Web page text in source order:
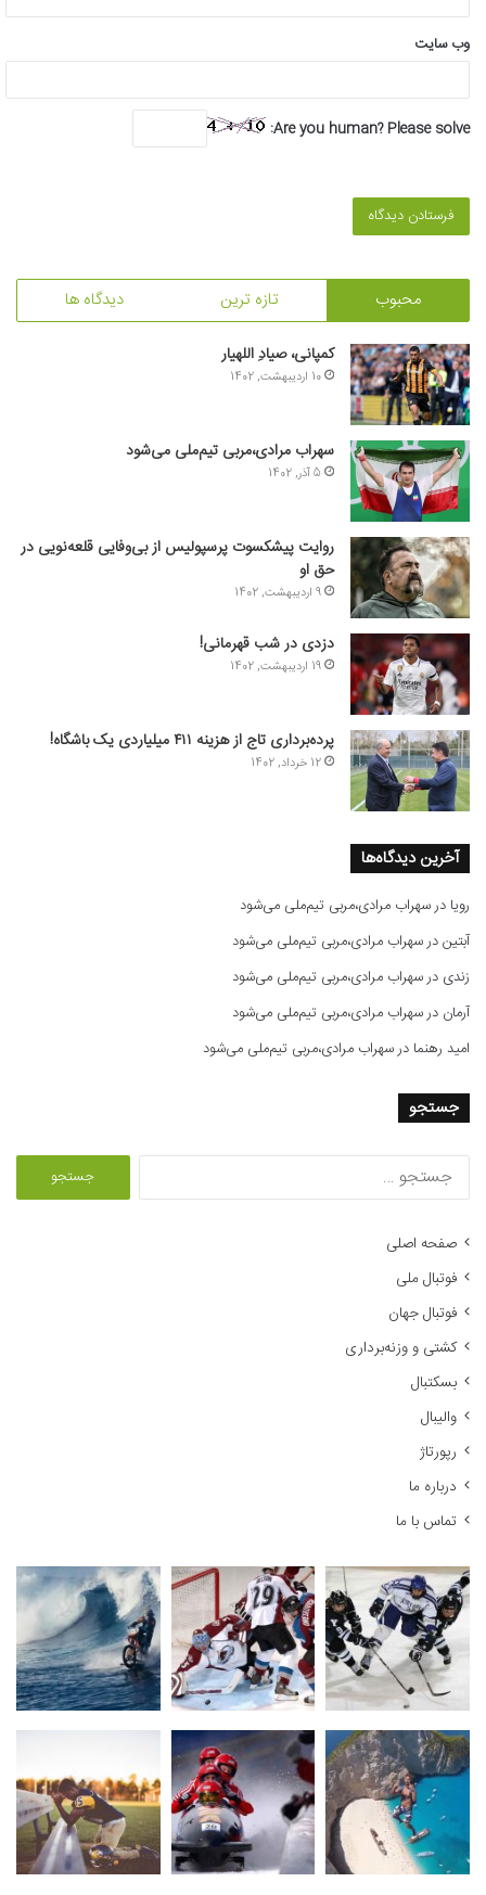
وب‌ سایت
Are you human? Please solve:
محبوب تازه ترین دیدگاه ها
کمپانی، صیادِ اللهیار
10 اردیبهشت, 1402
سهراب مرادی،مربی تیم‌ملی می‌شود
5 آذر, 1402
روایت پیشکسوت پرسپولیس از بی‌وفایی قلعه‌نویی در
حق او
9 اردیبهشت, 1402
دزدی در شب قهرمانی!
19 اردیبهشت, 1402
پرده‌برداری تاج از هزینه ۴۱۱ میلیاردی یک باشگاه!
12 خرداد, 1402
آخرین دیدگاه‌ها
رویا درسهراب مرادی،مربی تیم‌ملی می‌شود
آبتیندرسهراب مرادی،مربی تیم‌ملی می‌شود
زندی درسهراب مرادی،مربی تیم‌ملی می‌شود
آرمان درسهراب مرادی،مربی تیم‌ملی می‌شود
امید رهنما درسهراب مرادی،مربی تیم‌ملی می‌شود
جستجو
صفحه اصلی
فوتبال ملی
فوتبال جهان
کشتی و وزنه‌برداری
بسکتبال
والیبال
رپورتاژ
درباره ما
تماس با ما